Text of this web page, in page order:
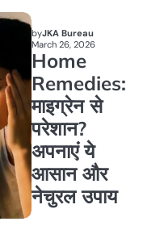
byJKA Bureau
March 26, 2026
Home
Remedies:
माइग्रेन से
परेशान?
अपनाएं ये
आसान और
नेचुरल उपाय